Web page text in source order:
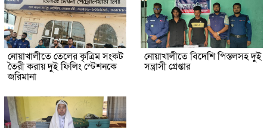
নোয়াখালীতে তেলের কৃত্রিম সংকট
তৈরী করায় দুই ফিলিং স্টেশনকে
জরিমানা
নোয়াখালীতে বিদেশি পিস্তলসহ দুই
সন্ত্রাসী গ্রেপ্তার